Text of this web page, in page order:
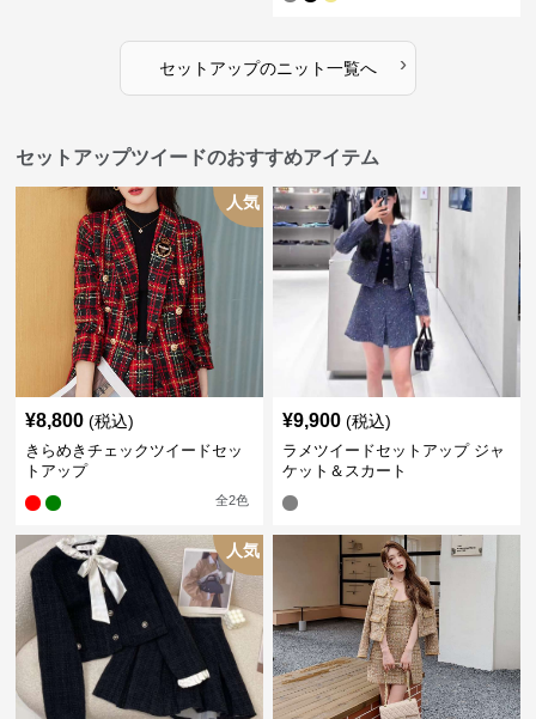
セットアップのニット一覧へ ›
セットアップツイードのおすすめアイテム
人気
¥8,800 (税込)
きらめきチェックツイードセッ
トアップ
全2色
¥9,900 (税込)
ラメツイードセットアップ ジャ
ケット＆スカート
人気